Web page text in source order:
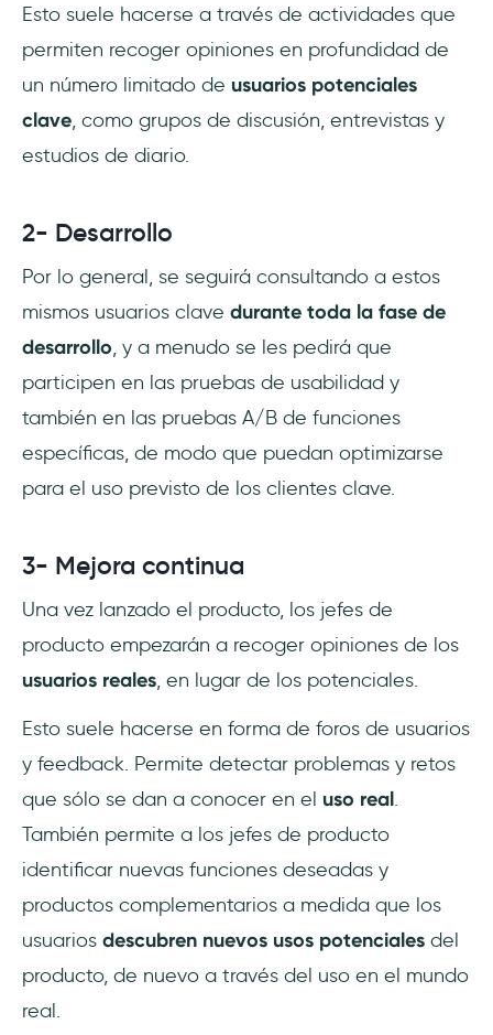
Esto suele hacerse a través de actividades que
permiten recoger opiniones en profundidad de
un número limitado de usuarios potenciales
clave, como grupos de discusión, entrevistas y
estudios de diario.
2- Desarrollo
Por lo general, se seguirá consultando a estos
mismos usuarios clave durante toda la fase de
desarrollo, y a menudo se les pedirá que
participen en las pruebas de usabilidad y
también en las pruebas A/B de funciones
específicas, de modo que puedan optimizarse
para el uso previsto de los clientes clave.
3- Mejora continua
Una vez lanzado el producto, los jefes de
producto empezarán a recoger opiniones de los
usuarios reales, en lugar de los potenciales.
Esto suele hacerse en forma de foros de usuarios
y feedback. Permite detectar problemas y retos
que sólo se dan a conocer en el uso real.
También permite a los jefes de producto
identificar nuevas funciones deseadas y
productos complementarios a medida que los
usuarios descubren nuevos usos potenciales del
producto, de nuevo a través del uso en el mundo
real.